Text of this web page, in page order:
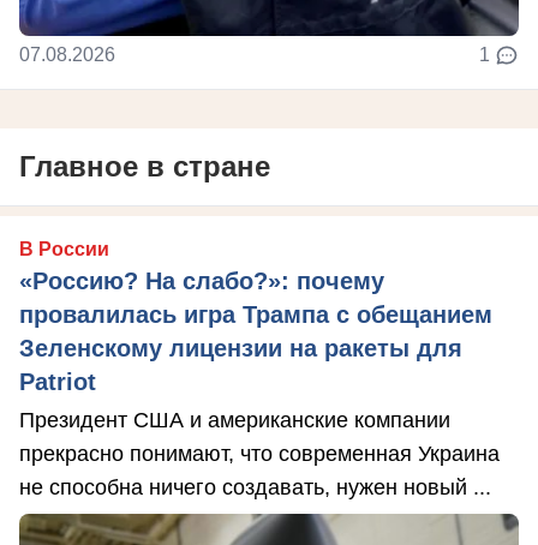
07.08.2026 1
Главное в стране
В России
«Россию? На слабо?»: почему
провалилась игра Трампа с обещанием
Зеленскому лицензии на ракеты для
Patriot
Президент США и американские компании
прекрасно понимают, что современная Украина
не способна ничего создавать, нужен новый ...